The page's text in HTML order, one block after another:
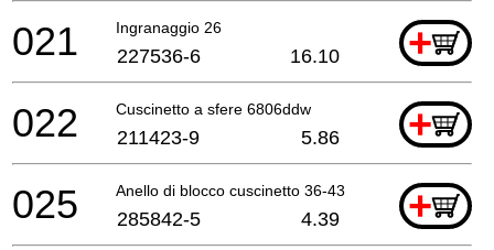
Ingranaggio 26 +
021 227536-6 16.10
Cuscinetto a sfere 6806ddw +
022 211423-9 5.86
Anello di blocco cuscinetto 36-43 +
025 285842-5 4.39